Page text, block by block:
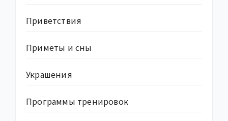
Приветствия
Приметы и сны
Украшения
Программы тренировок